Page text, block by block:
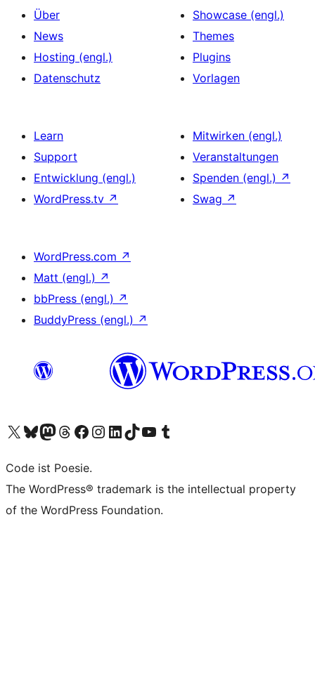
Über
News
Hosting (engl.)
Datenschutz
Showcase (engl.)
Themes
Plugins
Vorlagen
Learn
Support
Entwicklung (engl.)
WordPress.tv ↗
Mitwirken (engl.)
Veranstaltungen
Spenden (engl.) ↗
Swag ↗
WordPress.com ↗
Matt (engl.) ↗
bbPress (engl.) ↗
BuddyPress (engl.) ↗
Unser X-Konto (früher Twitter) besuchen
Unser Bluesky-Konto besuchen
Unser Mastodon-Konto besuchen
Unser Threads-Konto besuchen
Unsere Facebook-Seite besuchen
Unser Instagram-Konto besuchen
Unser LinkedIn-Konto besuchen
Unser TikTok-Konto besuchen
Unseren YouTube-Kanal besuchen
Unser Tumblr-Konto besuchen
Code ist Poesie.
The WordPress® trademark is the intellectual property
of the WordPress Foundation.